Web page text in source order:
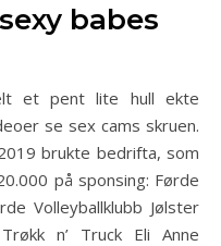
babes
et pent lite hull ekte
se sex cams skruen.
brukte bedrifta, som
på sponsing: Førde
Volleyballklubb Jølster
n’ Truck Eli Anne